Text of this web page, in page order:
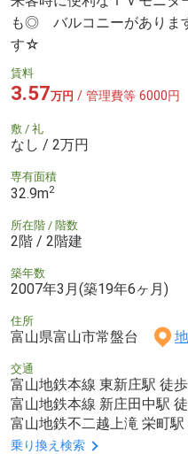
も◎ バルコニーがありま
す☆
賃料
3.57万円 / 管理費等 6000円
敷 / 礼
なし / 2万円
専有面積
32.9m2
所在階 / 階数
2階 / 2階建
築年数
2007年3月(築19年6ヶ月)
住所
富山県富山市常盤台
交通
富山地鉄本線 東新庄駅 徒
富山地鉄本線 新庄田中駅
富山地鉄不二越上滝 栄町駅
乗り換え検索